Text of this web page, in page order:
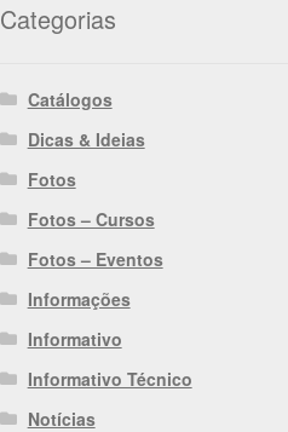
Categorias
Catálogos
Dicas & Ideias
Fotos
Fotos – Cursos
Fotos – Eventos
Informações
Informativo
Informativo Técnico
Notícias